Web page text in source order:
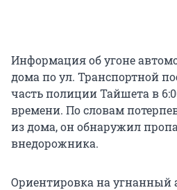
Информация об угоне
дома по ул. Транспортной
часть полиции Тайшета в
времени. По словам
из дома, он обнаружил
внедорожника.
Ориентировка на угнанный